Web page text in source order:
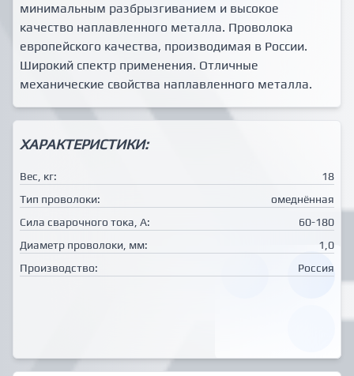
минимальным разбрызгиванием и высокое
качество наплавленного металла. Проволока
европейского качества, производимая в России.
Широкий спектр применения. Отличные
механические свойства наплавленного металла.
ХАРАКТЕРИСТИКИ:
Вес, кг:
18
Тип проволоки:
омеднённая
Сила сварочного тока, А:
60-180
Диаметр проволоки, мм:
1,0
Производство:
Россия